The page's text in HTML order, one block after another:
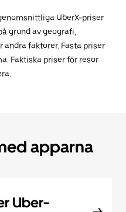
UberX-priser
grund av geografi,
faktorer. Fasta priser
Faktiska priser för resor
apparna
Uber-